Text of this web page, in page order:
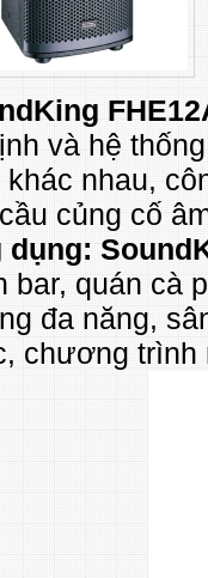
và hệ
khác nhau,
củng cố
dụng:
bar, quán cà
đa năng,
chương trình